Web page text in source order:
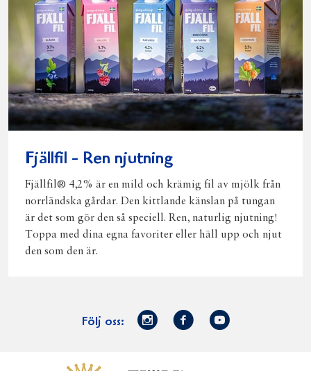
Fjällfil - Ren njutning
Fjällfil® 4,2% är en mild och krämig fil av mjölk från
norrländska gårdar. Den kittlande känslan på tungan
är det som gör den så speciell. Ren, naturlig njutning!
Toppa med dina egna favoriter eller häll upp och njut
den som den är.
Följ oss:
Norrmejerier
Facebook
Youtube
VästerbottensostFjällfil